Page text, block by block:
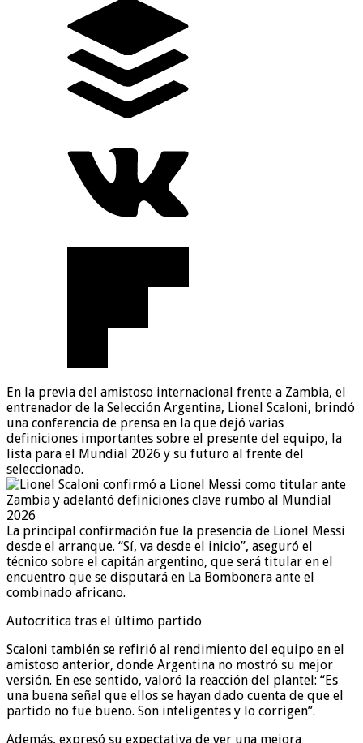
En la previa del amistoso internacional frente a Zambia, el
entrenador de la Selección Argentina, Lionel Scaloni, brindó
una conferencia de prensa en la que dejó varias
definiciones importantes sobre el presente del equipo, la
lista para el Mundial 2026 y su futuro al frente del
seleccionado.
La principal confirmación fue la presencia de Lionel Messi
desde el arranque. “Sí, va desde el inicio”, aseguró el
técnico sobre el capitán argentino, que será titular en el
encuentro que se disputará en La Bombonera ante el
combinado africano.
Autocrítica tras el último partido
Scaloni también se refirió al rendimiento del equipo en el
amistoso anterior, donde Argentina no mostró su mejor
versión. En ese sentido, valoró la reacción del plantel: “Es
una buena señal que ellos se hayan dado cuenta de que el
partido no fue bueno. Son inteligentes y lo corrigen”.
Además, expresó su expectativa de ver una mejora